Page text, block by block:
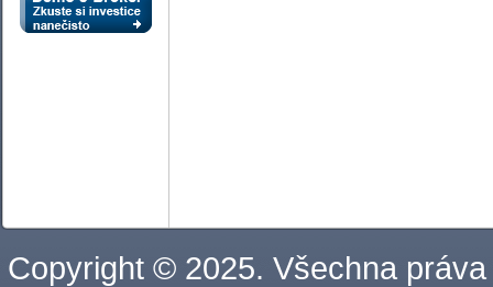
Copyright © 2025. Všechna práva